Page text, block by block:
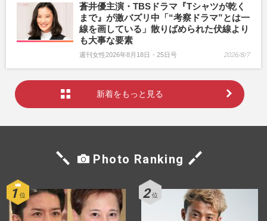
蒼井優主演・TBSドラマ『Tシャツが乾く
まで』が激バズリ中「“考察ドラマ”とは一
線を画している」散りばめられた伏線より
も大事な要素
週刊女性2026年8月18日・25日号 2026/8/7
新着をもっと見る
Photo Ranking